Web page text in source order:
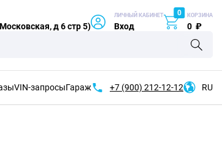
д 6 стр 5)
ЛИЧНЫЙ КАБИНЕТ
Вход
0 КОРЗИНА
0 ₽
VIN-запросыГараж +7 (900) 212-12-12 RU